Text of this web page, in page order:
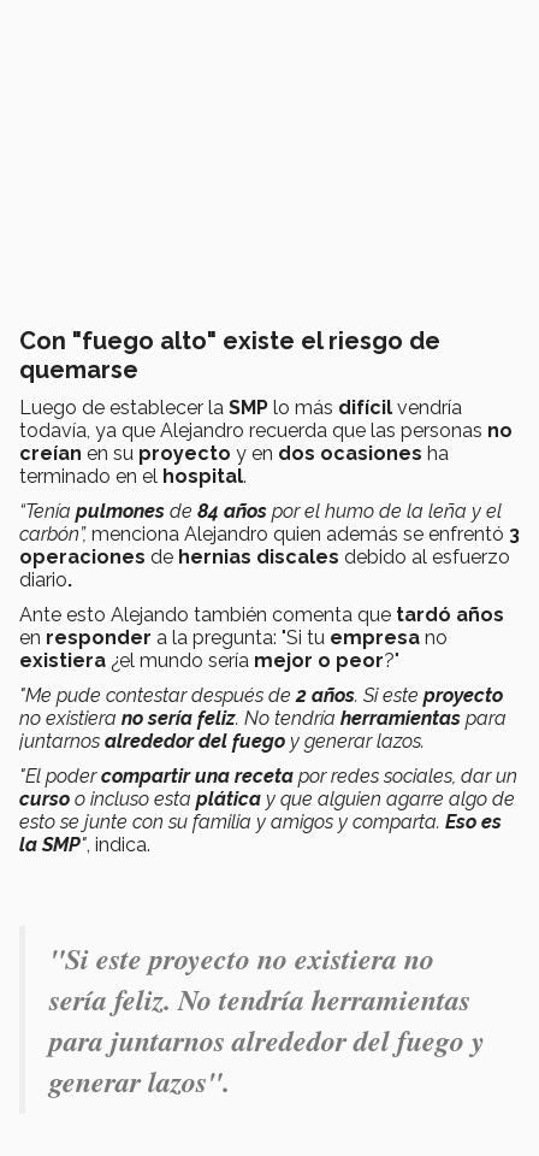
Con "fuego alto" existe el riesgo de
quemarse
Luego de establecer la SMP lo más difícil vendría
todavía, ya que Alejandro recuerda que las personas no
creían en su proyecto y en dos ocasiones ha
terminado en el hospital.
“Tenía pulmones de 84 años por el humo de la leña y el
carbón”, menciona Alejandro quien además se enfrentó 3
operaciones de hernias discales debido al esfuerzo
diario.
Ante esto Alejando también comenta que tardó años
en responder a la pregunta: "Si tu empresa no
existiera ¿el mundo sería mejor o peor?"
"Me pude contestar después de 2 años. Si este proyecto
no existiera no sería feliz. No tendría herramientas para
juntarnos alrededor del fuego y generar lazos.
"El podercompartir una receta por redes sociales, dar un
curso o incluso esta plática y que alguien agarre algo de
esto se junte con su familia y amigos y comparta. Eso es
la SMP" , indica.
"Si este proyecto no existiera no
sería feliz. No tendría herramientas
para juntarnos alrededor del fuego y
generar lazos".